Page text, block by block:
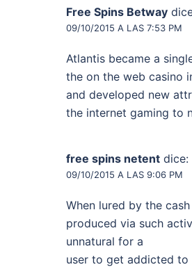
Free Spins Betway
09/10/2015 A LAS 7:53 PM
Atlantis became a
the on the web casino
and developed new
the internet gaming to
free spins netent dice:
09/10/2015 A LAS 9:06 PM
When lured by the
produced via such
unnatural for a
user to get addicted